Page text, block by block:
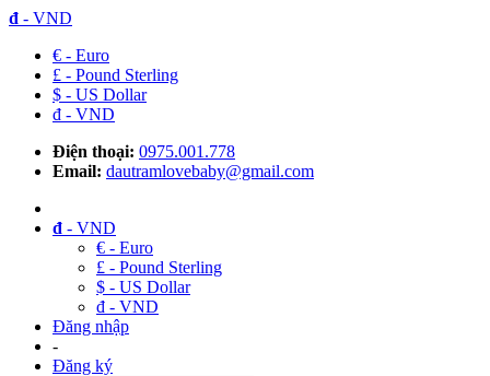
đ - VND
€ - Euro
£ - Pound Sterling
$ - US Dollar
đ - VND
Điện thoại: 0975.001.778
Email: dautramlovebaby@gmail.com
đ - VND
€ - Euro
£ - Pound Sterling
$ - US Dollar
đ - VND
Đăng nhập
-
Đăng ký